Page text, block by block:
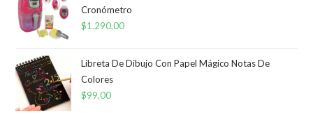
Cronómetro
$1.290,00
Libreta De Dibujo Con Papel Mágico Notas De
Colores
$99,00